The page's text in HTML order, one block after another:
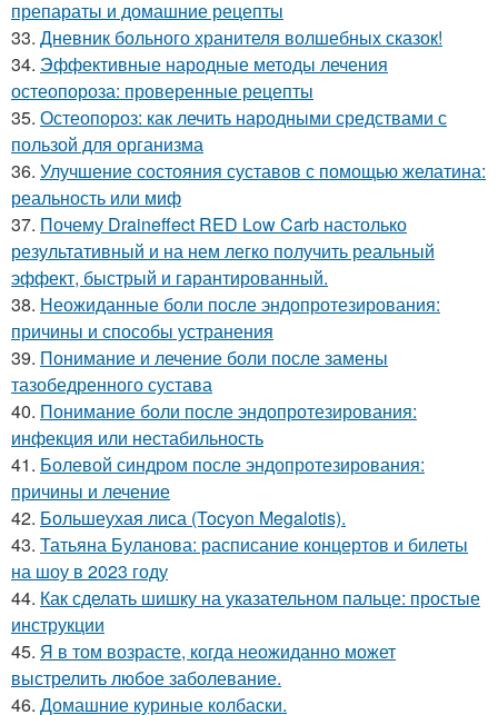
препараты и домашние рецепты
33. Дневник больного хранителя волшебных сказок!
34. Эффективные народные методы лечения
остеопороза: проверенные рецепты
35. Остеопороз: как лечить народными средствами с
пользой для организма
36. Улучшение состояния суставов с помощью желатина:
реальность или миф
37. Почему Draineffect RED Low Carb настолько
результативный и на нем легко получить реальный
эффект, быстрый и гарантированный.
38. Неожиданные боли после эндопротезирования:
причины и способы устранения
39. Понимание и лечение боли после замены
тазобедренного сустава
40. Понимание боли после эндопротезирования:
инфекция или нестабильность
41. Болевой синдром после эндопротезирования:
причины и лечение
42. Большеухая лиса (Tocyon Megalotis).
43. Татьяна Буланова: расписание концертов и билеты
на шоу в 2023 году
44. Как сделать шишку на указательном пальце: простые
инструкции
45. Я в том возрасте, когда неожиданно может
выстрелить любое заболевание.
46. Домашние куриные колбаски.